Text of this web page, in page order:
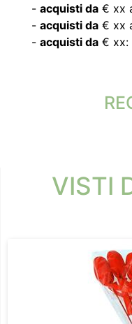
- acquisti da € xx
- acquisti da € xx
- acquisti da € xx:
VISTI